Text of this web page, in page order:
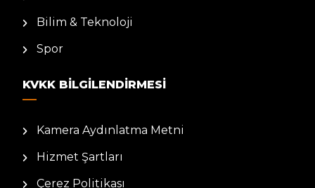
Bilim & Teknoloji
Spor
KVKK BILGILENDIRMESI
Kamera Aydınlatma Metni
Hizmet Şartları
Çerez Politikası